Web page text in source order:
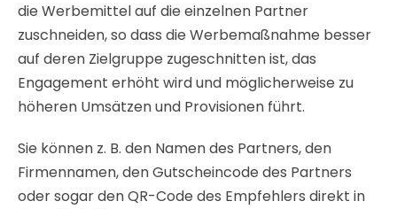
die Werbemittel auf die einzelnen Partner
zuschneiden, so dass die Werbemaßnahme besser
auf deren Zielgruppe zugeschnitten ist, das
Engagement erhöht wird und möglicherweise zu
höheren Umsätzen und Provisionen führt.
Sie können z. B. den Namen des Partners, den
Firmennamen, den Gutscheincode des Partners
oder sogar den QR-Code des Empfehlers direkt in